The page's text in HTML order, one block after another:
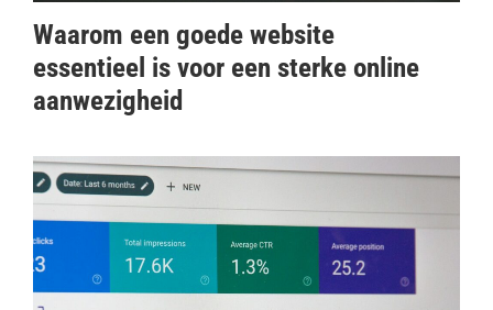
Waarom een goede website
essentieel is voor een sterke online
aanwezigheid